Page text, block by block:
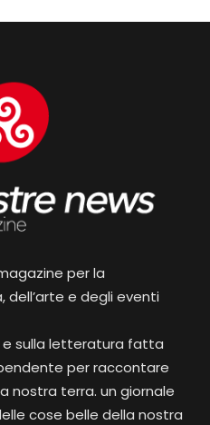
per la
dell’arte e degli eventi
e sulla letteratura fatta
per raccontare
nostra terra. un giornale
cose belle della nostra